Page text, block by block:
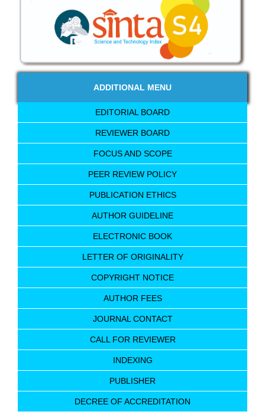
ADDITIONAL MENU
EDITORIAL BOARD
REVIEWER BOARD
FOCUS AND SCOPE
PEER REVIEW POLICY
PUBLICATION ETHICS
AUTHOR GUIDELINE
ELECTRONIC BOOK
LETTER OF ORIGINALITY
COPYRIGHT NOTICE
AUTHOR FEES
JOURNAL CONTACT
CALL FOR REVIEWER
INDEXING
PUBLISHER
DECREE OF ACCREDITATION